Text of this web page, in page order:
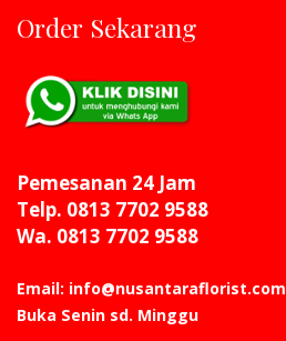
Order Sekarang
Pemesanan 24 Jam
Telp. 0813 7702 9588
Wa. 0813 7702 9588
Email: info@nusantaraflorist.com
Buka Senin sd. Minggu